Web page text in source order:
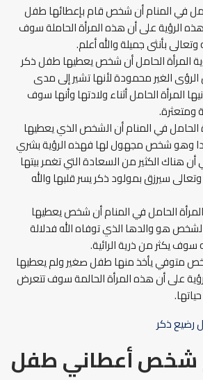
في المنام أن شخص قام بإعطائها طفل
الرؤية على أن هذه المرأة الحاملة سوف
وتعالى بأنثى جميلة والله أعلم.
المرأة الحامل أن شخص يعطيها طفل ذكر
الغير محمودة لأنها تشير إلى مدى
المرأة الحامل أثناء ولادتها وأنها سوف
ومتعثرة.
الحامل في المنام أن الشخص الذي يعطيها
وهو شخص مجهول لها فهذه الرؤية بشري
أن هناك الكثير من السعادة التي تغمر بيتها
سيرزق بمولود ذكر يسر قلبها والله
الحامل في المنام أن شخص يعطيها
هو والدها الذي توفاه الله فدلالة
سوف يكثر من ذرية الرائية.
متوفي يأخذ منها طفل صغير ولم يعطيها
على أن هذه المرأة الحالمة سوف تتعرض
رضيع ذكر
شخص أعطاني طفل